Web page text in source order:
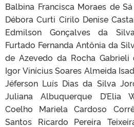
Balbina Francisca Moraes de
Débora Curti Cirilo Denise
Edmilson Gonçalves da
Furtado Fernanda Antônia da
de Azevedo da Rocha
Igor Vinícius Soares Almeida
Jéferson Luís Dias da Silva
Juliana Albuquerque D’Elia
Coelho Mariela Cardoso
Santos Ricardo Pereira